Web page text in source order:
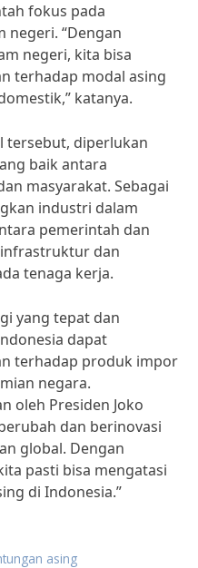
fokus pada
negeri. “Dengan
negeri, kita bisa
terhadap modal asing
katanya.
tersebut, diperlukan
baik antara
masyarakat. Sebagai
industri dalam
pemerintah dan
dan
tenaga kerja.
yang tepat dan
dapat
terhadap produk impor
negara.
oleh Presiden Joko
dan berinovasi
global. Dengan
pasti bisa mengatasi
di Indonesia.”
asing